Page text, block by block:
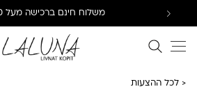
משלוח חינם ברכישה מעל 800 ₪
חיפוש באתר
< לכל ההצעות